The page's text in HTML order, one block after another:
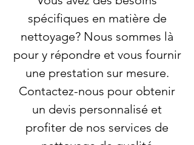
spécifiques en matière de
nettoyage? Nous sommes là
pour y répondre et vous fournir
une prestation sur mesure.
Contactez-nous pour obtenir
un devis personnalisé et
profiter de nos services de